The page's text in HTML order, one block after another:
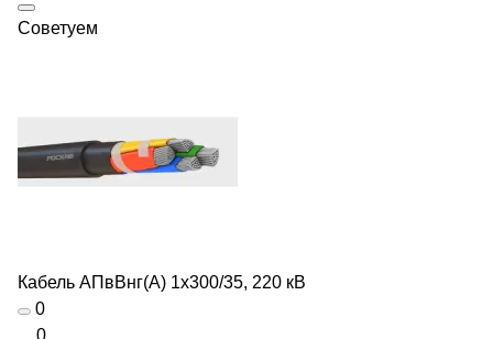
Советуем
Кабель АПвВнг(А) 1х300/35, 220 кВ
0
0